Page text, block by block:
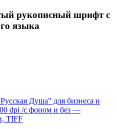
рукописный шрифт с
языка